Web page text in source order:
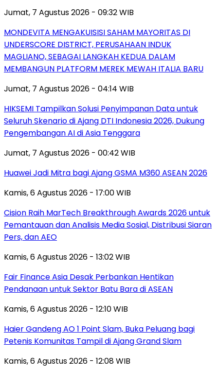
Jumat, 7 Agustus 2026 - 09:32 WIB
MONDEVITA MENGAKUISISI SAHAM MAYORITAS DI
UNDERSCORE DISTRICT, PERUSAHAAN INDUK
MAGLIANO, SEBAGAI LANGKAH KEDUA DALAM
MEMBANGUN PLATFORM MEREK MEWAH ITALIA BARU
Jumat, 7 Agustus 2026 - 04:14 WIB
HIKSEMI Tampilkan Solusi Penyimpanan Data untuk
Seluruh Skenario di Ajang DTI Indonesia 2026, Dukung
Pengembangan AI di Asia Tenggara
Jumat, 7 Agustus 2026 - 00:42 WIB
Huawei Jadi Mitra bagi Ajang GSMA M360 ASEAN 2026
Kamis, 6 Agustus 2026 - 17:00 WIB
Cision Raih MarTech Breakthrough Awards 2026 untuk
Pemantauan dan Analisis Media Sosial, Distribusi Siaran
Pers, dan AEO
Kamis, 6 Agustus 2026 - 13:02 WIB
Fair Finance Asia Desak Perbankan Hentikan
Pendanaan untuk Sektor Batu Bara di ASEAN
Kamis, 6 Agustus 2026 - 12:10 WIB
Haier Gandeng AO 1 Point Slam, Buka Peluang bagi
Petenis Komunitas Tampil di Ajang Grand Slam
Kamis, 6 Agustus 2026 - 12:08 WIB